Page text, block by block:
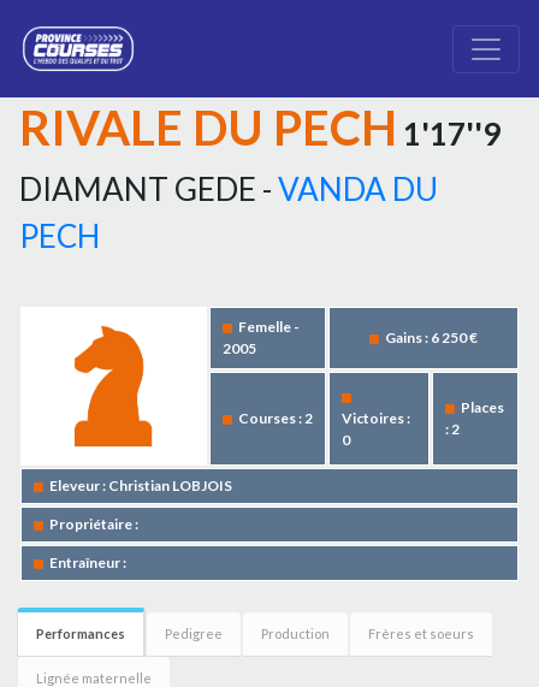
RIVALE DU PECH 1'17''9
DIAMANT GEDE -VANDA DU
PECH
Femelle -
2005
Gains : 6 250 €
Courses : 2
Victoires :
0
Places
: 2
Eleveur : Christian LOBJOIS
Propriétaire :
Entraîneur :
Performances Pedigree Production Frères et soeurs
Lignée maternelle